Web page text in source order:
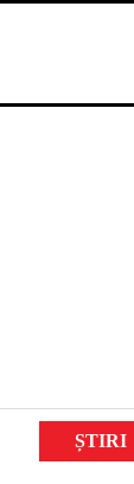
ȘTIRI